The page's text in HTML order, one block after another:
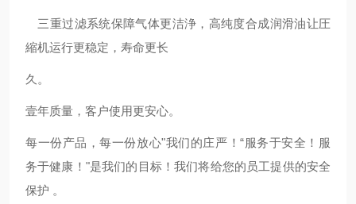
ゝ三重过滤系统保障气体更洁浄，高纯度合成润滑油让圧
縮机运行更稳定，寿命更长
久。
壹年质量，客户使用更安心。
每一份产品，每一份放心"我们的庄严！“服务于安全！服
务于健康！"是我们的目标！我们将给您的员工提供的安全
保护 。